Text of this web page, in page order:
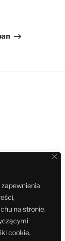
na stronie.
cookie,